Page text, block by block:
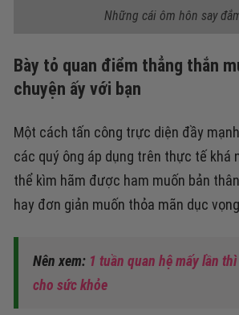
Những cái ôm hôn say
Bày tỏ quan điểm thẳng thắn
chuyện ấy với bạn
Một cách tấn công trực diện đầy
các quý ông áp dụng trên thực tế khá
thể kìm hãm được ham muốn bản
hay đơn giản muốn thỏa mãn dục
Nên xem: 1 tuần quan hệ mấy lần
cho sức khỏe